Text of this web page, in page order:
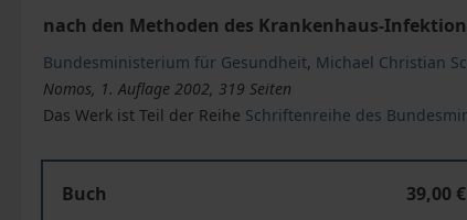
nach den Methoden des Krankenhaus-
Bundesministerium für Gesundheit, Michael Christian
Nomos, 1. Auflage 2002, 319 Seiten
Das Werk ist Teil der Reihe Schriftenreihe des
Buch
39,00 €